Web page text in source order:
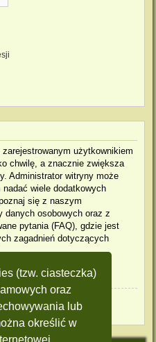
(tzw. ciasteczka)
oraz
lub
określić w
użytkownikiem
chwilę, a znacznie zwiększa
Administrator witryny może
wiele dodatkowych
się z naszym
danych osobowych oraz z
pytania (FAQ), gdzie jest
zagadnień dotyczących
osobowych